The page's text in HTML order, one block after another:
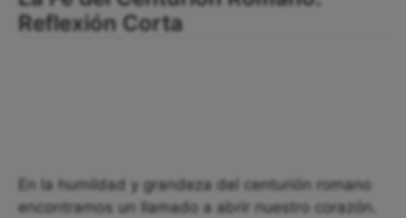
Reflexión Corta
En la humildad y grandeza del centurión romano
encontramos un llamado a abrir nuestro corazón.